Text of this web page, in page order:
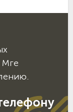
Мге